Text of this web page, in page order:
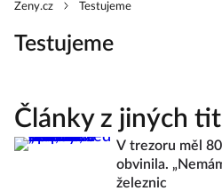
Zeny.cz Testujeme
Testujeme
Články z jiných
V trezoru měl
obvinila.
železnic